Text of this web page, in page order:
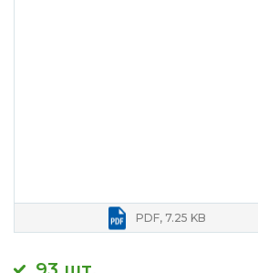
PDF, 7.25 KB